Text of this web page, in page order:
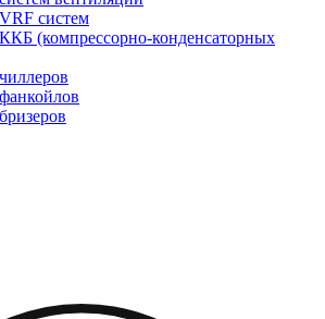
систем
(компрессорно-конденсаторных